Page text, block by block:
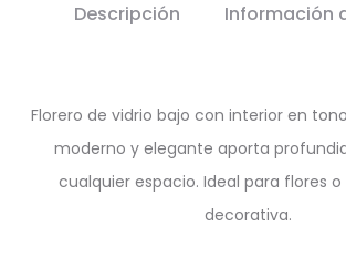
Descripción Información
Florero de vidrio bajo con interior en
moderno y elegante aporta
cualquier espacio. Ideal para flores
decorativa.